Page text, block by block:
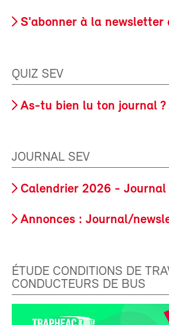
S'abonner à la newsletter
QUIZ SEV
As-tu bien lu ton journal ?
JOURNAL SEV
Calendrier 2026 - Journal
Annonces : Journal/
ÉTUDE CONDITIONS DE
CONDUCTEURS DE BUS